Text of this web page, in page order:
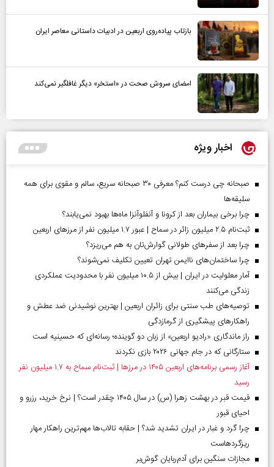
بازتاب پیاده‌روی اربعین در ادبیات داستانی معاصر ایران
امضای سروش صحت در «استخر» دیگر غافلگیر نمی‌کند
اخبار ویژه
صبحانه چی درست کنم؟ معرفی ۳۰ صبحانه سریع، سالم و مقوی برای همه
سلیقه‌ها
چرا برخی بیماران بعد از کرونا و آنفلوآنزا ماه‌ها بهبود نمی‌یابند؟
ثبت‌نام ۲.۵ میلیون زائر در سماح | عبور ۱.۷ میلیون نفر از مرز‌های اربعین
چرا بعد از سفرهای طولانی گوارش‌تان به هم می‌ریزد؟
چرا ساختمان‌های ناایمن تهران تعیین تکلیف نمی‌شوند؟
آمار معلولیت در ایران | بیش از ۱۰.۵ میلیون نفر با محدودیت عملکردی
زندگی می‌کنند
توصیه‌های طب سنتی برای زائران اربعین | بهترین نوشیدنی ضد عطش و
راهکارهای پیشگیری از گرمازدگی
راز ماندگاری «رادیو اربعین» از زبان دو گوینده؛ رسانه‌ای که حسینیه است
ستارگانی که در جام جهانی ۲۰۲۶ بازی نکردند
آغاز رسمی برنامه‌های اربعین ۱۴۰۵ در مرز‌ها | ثبت‌نام سماح به ۱.۷ میلیون نفر
رسید
قیمت قبر در بهشت زهرا (س) در سال ۱۴۰۵ چقدر است؟ | نرخ خرید، رزرو و
احیای قبور
چرا گرد و غبار در ایران تشدید شد؟ | حقابه تالاب‌ها مهم‌ترین راهکار مهار
ریزگردهاست
مجازات سنگین برای آدم‌ربایان گوش‌بر